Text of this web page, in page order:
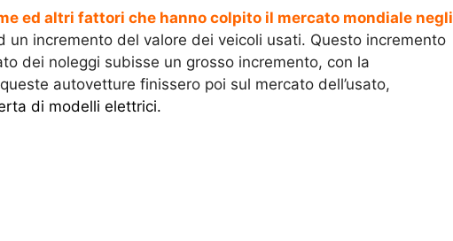
ed altri fattori che hanno colpito il mercato mondiale negli
un incremento del valore dei veicoli usati. Questo incremento
dei noleggi subisse un grosso incremento, con la
autovetture finissero poi sul mercato dell’usato,
di modelli elettrici.